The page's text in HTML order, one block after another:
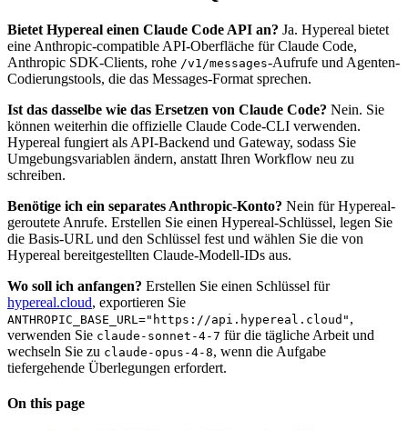
Bietet Hypereal einen Claude Code API an? Ja. Hypereal bietet
eine Anthropic-compatible API-Oberfläche für Claude Code,
Anthropic SDK-Clients, rohe /v1/messages-Aufrufe und Agenten-
Codierungstools, die das Messages-Format sprechen.
Ist das dasselbe wie das Ersetzen von Claude Code? Nein. Sie
können weiterhin die offizielle Claude Code-CLI verwenden.
Hypereal fungiert als API-Backend und Gateway, sodass Sie
Umgebungsvariablen ändern, anstatt Ihren Workflow neu zu
schreiben.
Benötige ich ein separates Anthropic-Konto? Nein für Hypereal-
geroutete Anrufe. Erstellen Sie einen Hypereal-Schlüssel, legen Sie
die Basis-URL und den Schlüssel fest und wählen Sie die von
Hypereal bereitgestellten Claude-Modell-IDs aus.
Wo soll ich anfangen? Erstellen Sie einen Schlüssel für
hypereal.cloud, exportieren Sie
ANTHROPIC_BASE_URL="https://api.hypereal.cloud" ,
verwenden Sie claude-sonnet-4-7 für die tägliche Arbeit und
wechseln Sie zu claude-opus-4-8, wenn die Aufgabe
tiefergehende Überlegungen erfordert.
On this page